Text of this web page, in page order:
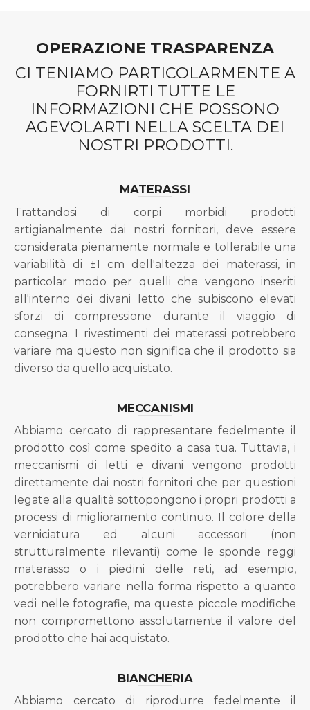
OPERAZIONE TRASPARENZA
CI TENIAMO PARTICOLARMENTE A
FORNIRTI TUTTE LE
INFORMAZIONI CHE POSSONO
AGEVOLARTI NELLA SCELTA DEI
NOSTRI PRODOTTI.
MATERASSI
Trattandosi di corpi morbidi prodotti
artigianalmente dai nostri fornitori, deve essere
considerata pienamente normale e tollerabile una
variabilità di ±1 cm dell'altezza dei materassi, in
particolar modo per quelli che vengono inseriti
all'interno dei divani letto che subiscono elevati
sforzi di compressione durante il viaggio di
consegna. I rivestimenti dei materassi potrebbero
variare ma questo non significa che il prodotto sia
diverso da quello acquistato.
MECCANISMI
Abbiamo cercato di rappresentare fedelmente il
prodotto così come spedito a casa tua. Tuttavia, i
meccanismi di letti e divani vengono prodotti
direttamente dai nostri fornitori che per questioni
legate alla qualità sottopongono i propri prodotti a
processi di miglioramento continuo. Il colore della
verniciatura ed alcuni accessori (non
strutturalmente rilevanti) come le sponde reggi
materasso o i piedini delle reti, ad esempio,
potrebbero variare nella forma rispetto a quanto
vedi nelle fotografie, ma queste piccole modifiche
non compromettono assolutamente il valore del
prodotto che hai acquistato.
BIANCHERIA
Abbiamo cercato di riprodurre fedelmente il